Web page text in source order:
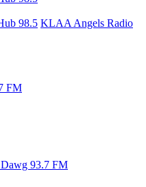
98.5 KLAA Angels Radio
FM
93.7 FM